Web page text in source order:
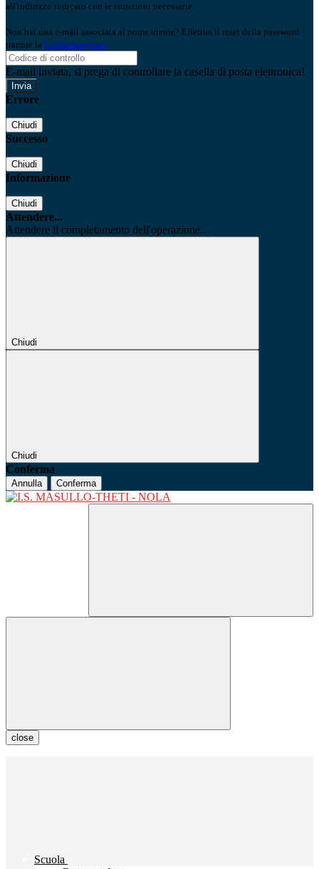
all'indirizzo indicato con le istruzioni necessarie.
Non hai una e-mail associata al nome utente? Effettua il reset della password
tramite la Login Spaggiari
E-mail inviata, si prega di controllare la casella di posta elettronica!
Errore
Chiudi
Successo
Chiudi
Informazione
Chiudi
Attendere...
Attendere il completamento dell'operazione...
Chiudi
Chiudi
Conferma
Annulla Conferma
close
Scuola